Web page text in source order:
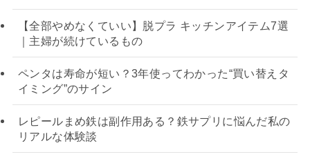
【全部やめなくていい】脱プラ キッチンアイテム7選
｜主婦が続けているもの
ペンタは寿命が短い？3年使ってわかった“買い替えタ
イミング”のサイン
レピールまめ鉄は副作用ある？鉄サプリに悩んだ私の
リアルな体験談